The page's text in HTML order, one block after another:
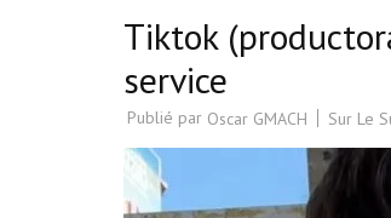
Tiktok
service
Publié par Oscar GMACH Sur Le